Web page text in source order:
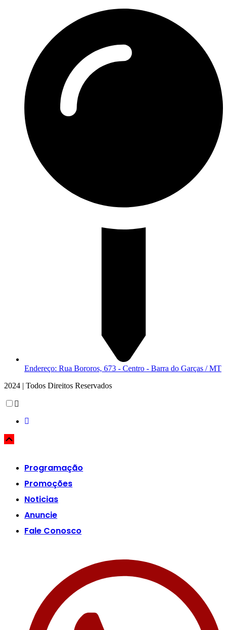
Endereço: Rua Bororos, 673 - Centro - Barra do Garças / MT
2024 | Todos Direitos Reservados
Programação
Promoções
Noticias
Anuncie
Fale Conosco